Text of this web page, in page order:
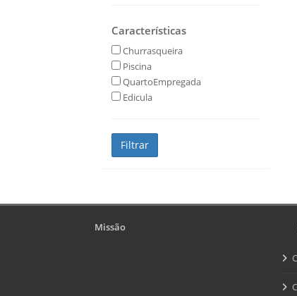
Características
Churrasqueira
Piscina
QuartoEmpregada
Edicula
Missão